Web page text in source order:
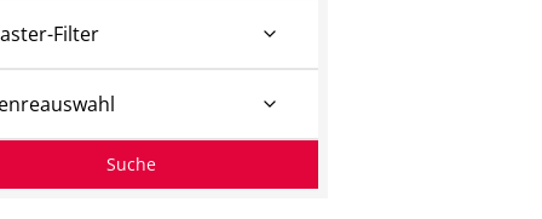
Filter
Suche